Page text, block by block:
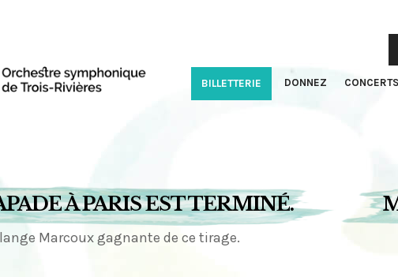
BILLETTERIE DONNEZ CONCERTS
À PARIS EST TERMINÉ.
Marcoux gagnante de ce tirage.